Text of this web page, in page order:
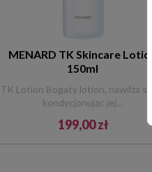
MENARD TK Skincare Lotion
150ml
TK Lotion Bogaty lotion, nawilża
kondycjonując jej...
199,00 zł